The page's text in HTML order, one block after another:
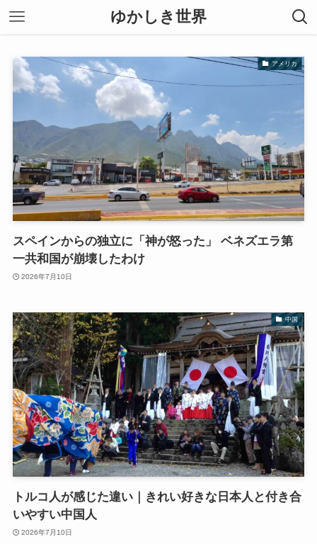
ゆかしき世界
アメリカ
スペインからの独立に「神が怒った」 ベネズエラ第
一共和国が崩壊したわけ
2026年7月10日
中国
トルコ人が感じた違い｜きれい好きな日本人と付き合
いやすい中国人
2026年7月10日